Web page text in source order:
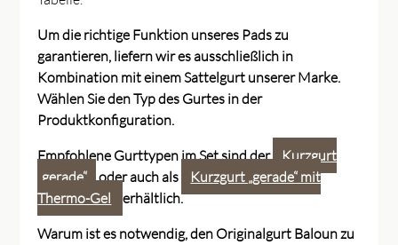
Um die richtige Funktion unseres Pads zu
garantieren, liefern wir es ausschließlich in
Kombination mit einem Sattelgurt unserer Marke.
Wählen Sie den Typ des Gurtes in der
Produktkonfiguration.
Empfohlene Gurttypen im Set sind der Kurzgurt
„gerade“ oder auch als
Kurzgurt „gerade“ mit
Thermo-Gel
erhältlich.
Warum ist es notwendig, den Originalgurt Baloun zu